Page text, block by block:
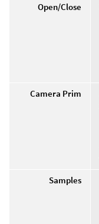
Open/Close
Camera Prim
Samples